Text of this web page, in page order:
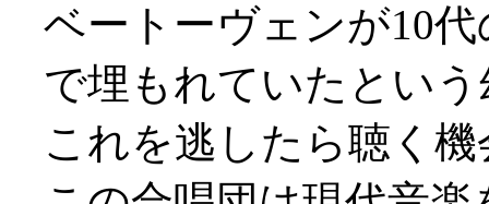
ベートーヴェンが10
で埋もれていたとい
これを逃したら聴く